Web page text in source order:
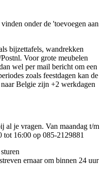
onder de 'toevoegen aan
bijzettafels, wandrekken
Voor grote meubelen
wel per mail bericht om een
zoals feestdagen kan de
Belgie zijn +2 werkdagen
al je vragen. Van maandag t/m
16:00 op 085-2129881
ernaar om binnen 24 uur